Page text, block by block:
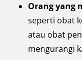
Orang yang
seperti obat
atau obat
mengurangi